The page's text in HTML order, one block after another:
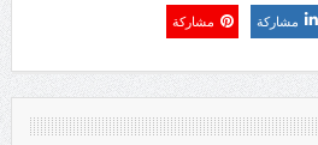
مشاركة مشاركة